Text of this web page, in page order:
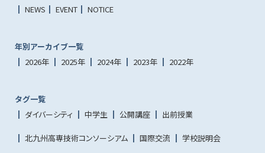
NEWS
EVENT NOTICE
年別アーカイブ一覧
2026年
2025年 2024年 2023年 2022年
タグ一覧
ダイバーシティ
中学生 公開講座 出前授業
北九州高専技術コンソーシアム 国際交流 学校説明会